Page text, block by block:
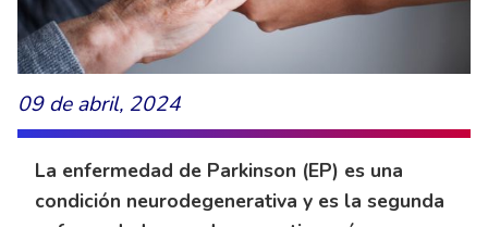
09 de abril, 2024
La enfermedad de Parkinson (EP) es una
condición neurodegenerativa y es la segunda